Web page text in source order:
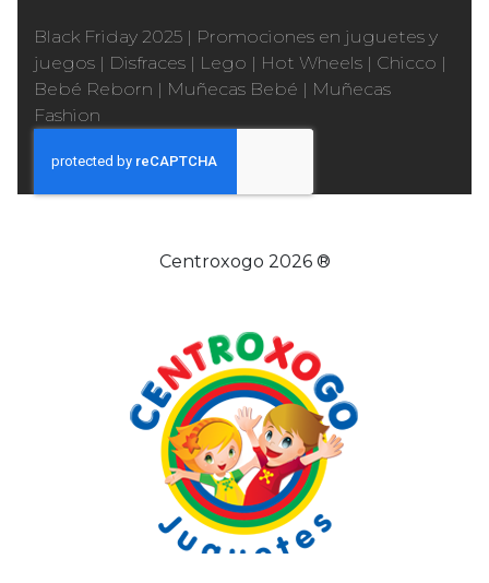
Black Friday 2025 | Promociones en juguetes y
juegos | Disfraces | Lego | Hot Wheels | Chicco |
Bebé Reborn | Muñecas Bebé | Muñecas
Fashion
Centroxogo 2026 ®